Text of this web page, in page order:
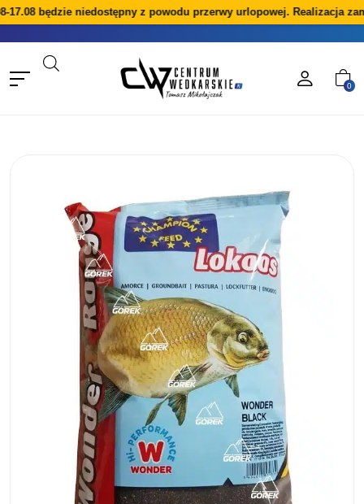
będzie niedostępny z powodu przerwy urlopowej. Realizacja
0